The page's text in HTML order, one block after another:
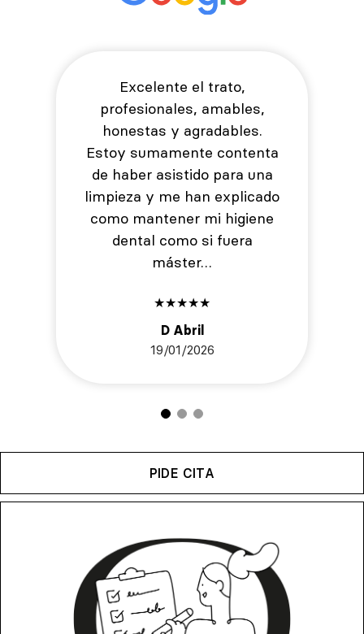
Excelente el trato,
profesionales, amables,
honestas y agradables.
Estoy sumamente contenta
de haber asistido para una
limpieza y me han explicado
como mantener mi higiene
dental como si fuera
máster…
★★★★★
D Abril
19/01/2026
PIDE CITA